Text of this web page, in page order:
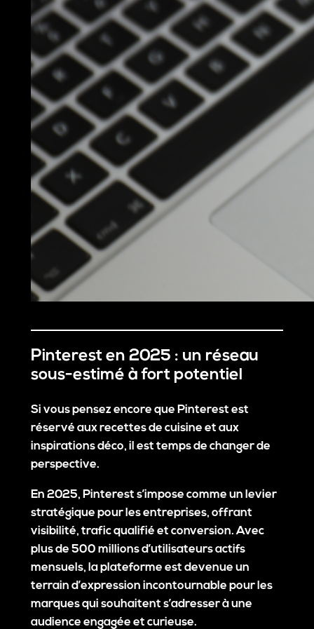
Pinterest en 2025 : un réseau
sous-estimé à fort potentiel
Si vous pensez encore que Pinterest est
réservé aux recettes de cuisine et aux
inspirations déco, il est temps de changer de
perspective.
En 2025, Pinterest s’impose comme un levier
stratégique pour les entreprises, offrant
visibilité, trafic qualifié et conversion. Avec
plus de 500 millions d’utilisateurs actifs
mensuels, la plateforme est devenue un
terrain d’expression incontournable pour les
marques qui souhaitent s’adresser à une
audience engagée et curieuse.